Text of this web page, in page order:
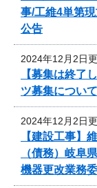
事/工維4単第
公告
2024年12月2日
【募集は終了
ツ募集について
2024年12月2日
【建設工事
（債務）岐阜
機器更改業務